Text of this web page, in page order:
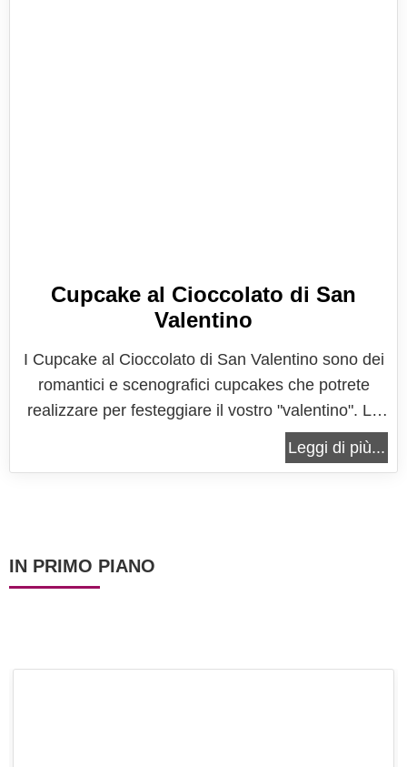
Cupcake al Cioccolato di San
Valentino
I Cupcake al Cioccolato di San Valentino sono dei
romantici e scenografici cupcakes che potrete
realizzare per festeggiare il vostro "valentino". La
base di questi cupcakes è realizzata con delle
piccole tortine al cioccolato ed il frosting è una
Leggi di più...
IN PRIMO PIANO